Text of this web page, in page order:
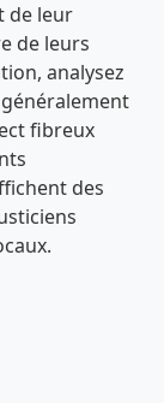
de leur
de leurs
analysez
fibreux
des